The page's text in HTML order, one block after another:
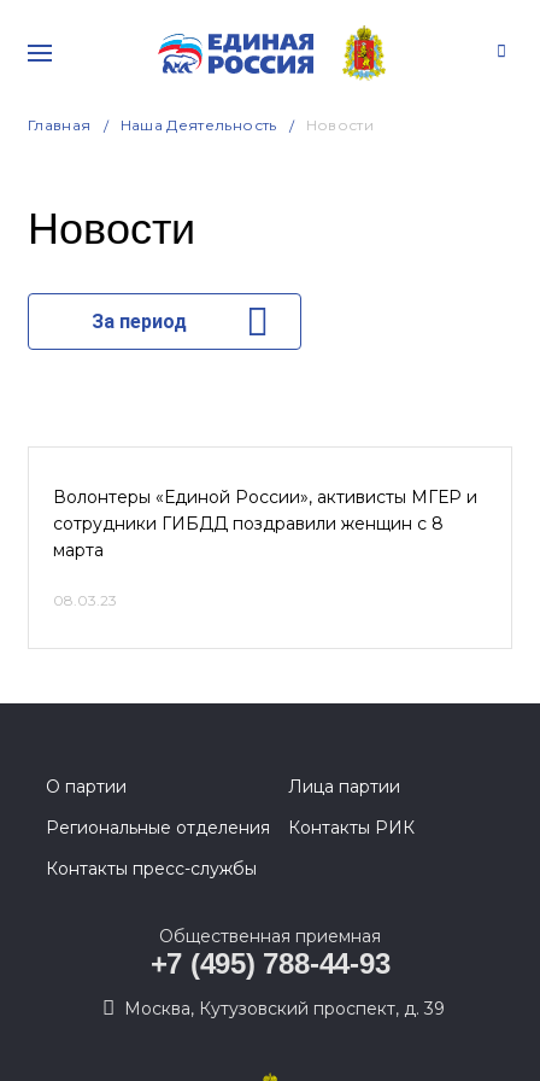
Главная Наша Деятельность Новости
Новости
За период
Волонтеры «Единой России», активисты МГЕР и
сотрудники ГИБДД поздравили женщин с 8
марта
08.03.23
О партии
Лица партии
Региональные отделения
Контакты РИК
Контакты пресс-службы
Общественная приемная
+7 (495) 788-44-93
Москва, Кутузовский проспект, д. 39